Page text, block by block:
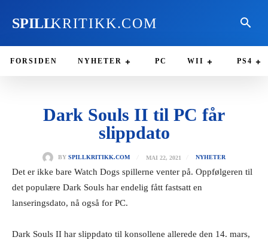
SPILLKRITIKK.COM
FORSIDEN NYHETER PC WII PS4
Dark Souls II til PC får
slippdato
BY SPILLKRITIKK.COM MAI 22, 2021 NYHETER
Det er ikke bare Watch Dogs spillerne venter på. Oppfølgeren til
det populære Dark Souls har endelig fått fastsatt en
lanseringsdato, nå også for PC.
Dark Souls II har slippdato til konsollene allerede den 14. mars,